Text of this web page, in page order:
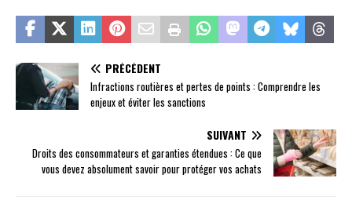
PRÉCÉDENT
Infractions routières et pertes de points : Comprendre les
enjeux et éviter les sanctions
SUIVANT
Droits des consommateurs et garanties étendues : Ce que
vous devez absolument savoir pour protéger vos achats